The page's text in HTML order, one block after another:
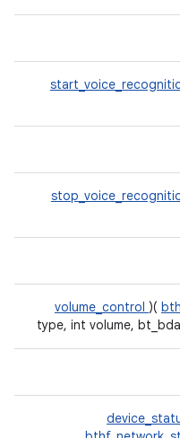
volume_control )(
type, int volume,